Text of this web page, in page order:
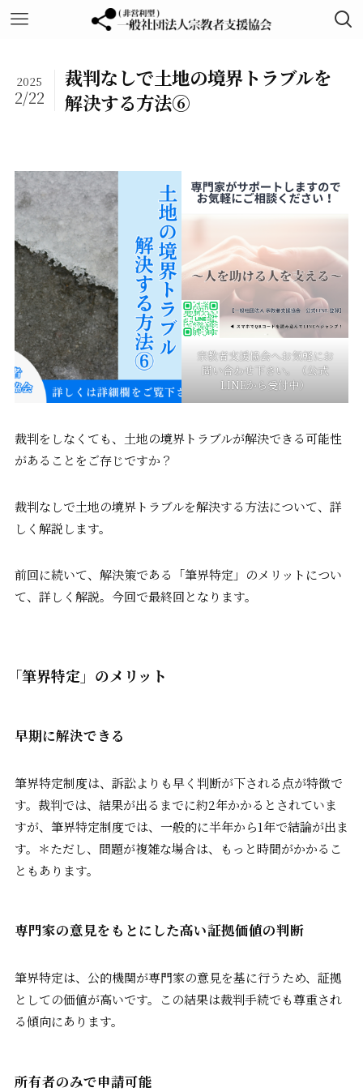
裁判なしで土地の境界トラブルを
解決する方法⑥
2025
2/22
宗教者支援協会へお気軽にお
問い合わせ下さい。（公式
LINEから受付中）
裁判をしなくても、土地の境界トラブルが解決できる可能性
があることをご存じですか？
裁判なしで土地の境界トラブルを解決する方法について、詳
しく解説します。
前回に続いて、解決策である「筆界特定」のメリットについ
て、詳しく解説。今回で最終回となります。
「筆界特定」のメリット
早期に解決できる
筆界特定制度は、訴訟よりも早く判断が下される点が特徴で
す。裁判では、結果が出るまでに約2年かかるとされていま
すが、筆界特定制度では、一般的に半年から1年で結論が出ま
す。＊ただし、問題が複雑な場合は、もっと時間がかかるこ
ともあります。
専門家の意見をもとにした高い証拠価値の判断
筆界特定は、公的機関が専門家の意見を基に行うため、証拠
としての価値が高いです。この結果は裁判手続でも尊重され
る傾向にあります。
所有者のみで申請可能